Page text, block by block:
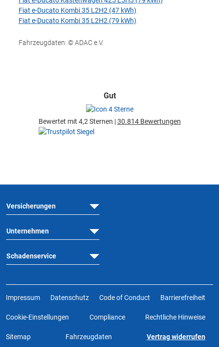
Fiat e-Ducato Kombi 35 L2H2 (47 kWh)
Fiat e-Ducato Kombi 35 L2H2 (79 kWh)
Fahrzeugdaten: © ADAC e.V.
Gut
Bewertet mit 4,2 Sternen |30.814 Bewertungen
Versicherungen
Unternehmen
Schadenservice
Impressum Datenschutz Code of Conduct Barrierefreiheit
Cookie-Einstellungen Compliance Rechtliche Hinweise
Sitemap Fahrzeugdaten Vertrag widerrufen